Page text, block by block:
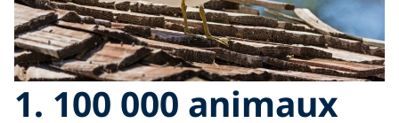
1. 100 000 animaux